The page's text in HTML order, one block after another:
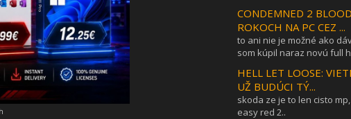
CONDEMNED 2
ROKOCH NA PC CEZ ...
to ani nie je možné ako
som kúpil naraz novú full
HELL LET LOOSE:
UŽ BUDÚCI TÝ...
skoda ze je to len cisto
easy red 2..